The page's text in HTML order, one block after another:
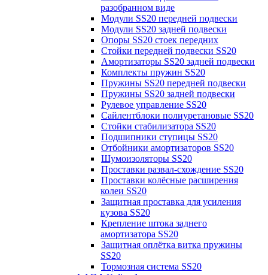
разобранном виде
Модули SS20 передней подвески
Модули SS20 задней подвески
Опоры SS20 стоек передних
Стойки передней подвески SS20
Амортизаторы SS20 задней подвески
Комплекты пружин SS20
Пружины SS20 передней подвески
Пружины SS20 задней подвески
Рулевое управление SS20
Сайлентблоки полиуретановые SS20
Стойки стабилизатора SS20
Подшипники ступицы SS20
Отбойники амортизаторов SS20
Шумоизоляторы SS20
Проставки развал-схождение SS20
Проставки колёсные расширения
колеи SS20
Защитная проставка для усиления
кузова SS20
Крепление штока заднего
амортизатора SS20
Защитная оплётка витка пружины
SS20
Тормозная система SS20